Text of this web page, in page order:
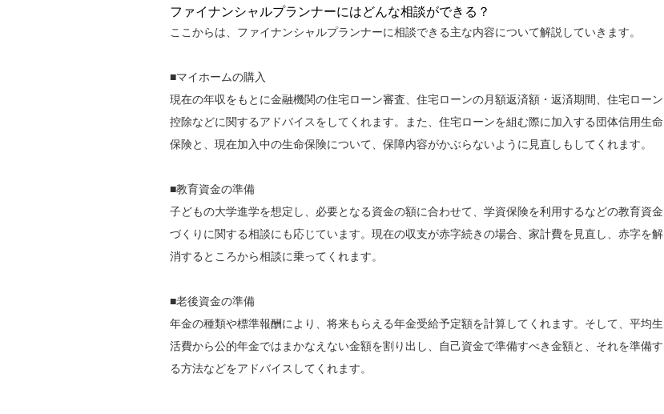
ファイナンシャルプランナーにはどんな相談ができる？
ここからは、ファイナンシャルプランナーに相談できる主な内容について解説していきます。
■マイホームの購入
現在の年収をもとに金融機関の住宅ローン審査、住宅ローンの月額返済額・返済期間、住宅ローン
控除などに関するアドバイスをしてくれます。また、住宅ローンを組む際に加入する団体信用生命
保険と、現在加入中の生命保険について、保障内容がかぶらないように見直しもしてくれます。
■教育資金の準備
子どもの大学進学を想定し、必要となる資金の額に合わせて、学資保険を利用するなどの教育資金
づくりに関する相談にも応じています。現在の収支が赤字続きの場合、家計費を見直し、赤字を解
消するところから相談に乗ってくれます。
■老後資金の準備
年金の種類や標準報酬により、将来もらえる年金受給予定額を計算してくれます。そして、平均生
活費から公的年金ではまかなえない金額を割り出し、自己資金で準備すべき金額と、それを準備す
る方法などをアドバイスしてくれます。